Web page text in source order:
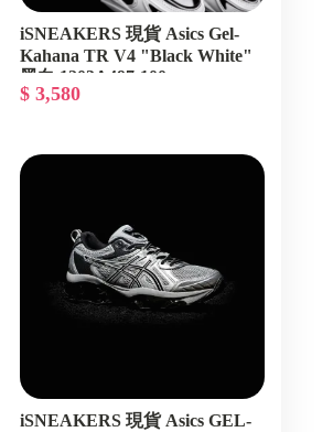
iSNEAKERS 現貨 Asics Gel-
Kahana TR V4 "Black White"
黑白 1203A497-100
$ 3,580
iSNEAKERS 現貨 Asics GEL-